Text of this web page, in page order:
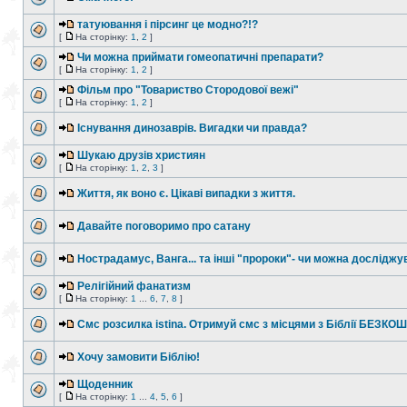
татуювання і пірсинг це модно?!?
[ На сторінку: 1 2 ]
Чи можна приймати гомеопатичні препарати?
[ На сторінку: 1 2 ]
Фільм про "Товариство Стородової вежі"
[ На сторінку: 1 2 ]
Існування динозаврів. Вигадки чи правда?
Шукаю друзів християн
[ На сторінку: 1 2 3 ]
Життя, як воно є. Цікаві випадки з життя.
Давайте поговоримо про сатану
Нострадамус, Ванга... та інші "пророки"- чи можна
Релігійний фанатизм
[ На сторінку: 1 6 7 8 ]
Смс розсилка іstіnа. Отримуй смс з місцями з Біблії
Хочу замовити Біблію!
Щоденник
[ На сторінку: 1 4 5 6 ]